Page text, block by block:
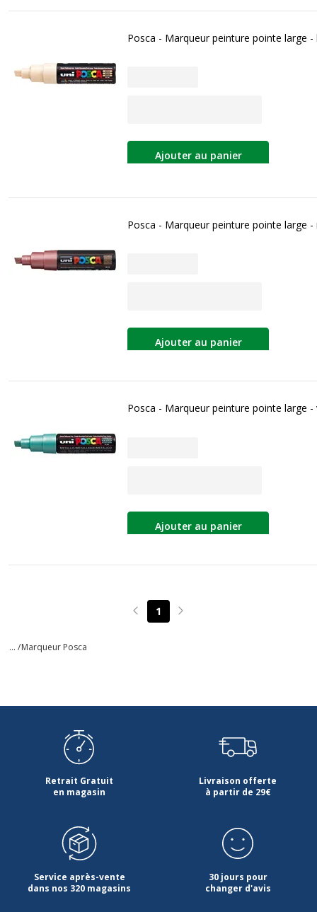
Posca - Marqueur peinture pointe large -
Ajouter au panier
Posca - Marqueur peinture pointe large
Ajouter au panier
Posca - Marqueur peinture pointe large
Ajouter au panier
Page précédente
1 Page suivante
... /Marqueur Posca
Retrait Gratuit
en magasin
Livraison offerte
à partir de 29€
Service après-vente
dans nos 320 magasins
30 jours pour
changer d'avis